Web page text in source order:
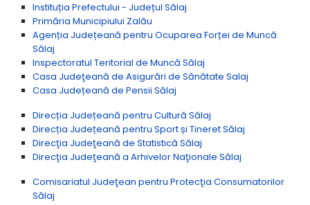
Instituția Prefectului - Județul Sălaj
Primăria Municipiului Zalău
Agenția Județeană pentru Ocuparea Forței de Muncă
Sălaj
Inspectoratul Teritorial de Muncă Sălaj
Casa Judeţeană de Asigurări de Sănătate Salaj
Casa Județeană de Pensii Sălaj
Direcția Județeană pentru Cultură Sălaj
Direcția Județeană pentru Sport și Tineret Sălaj
Direcţia Judeţeană de Statistică Sălaj
Direcţia Judeţeană a Arhivelor Naţionale Sălaj
Comisariatul Judeţean pentru Protecţia Consumatorilor
Sălaj